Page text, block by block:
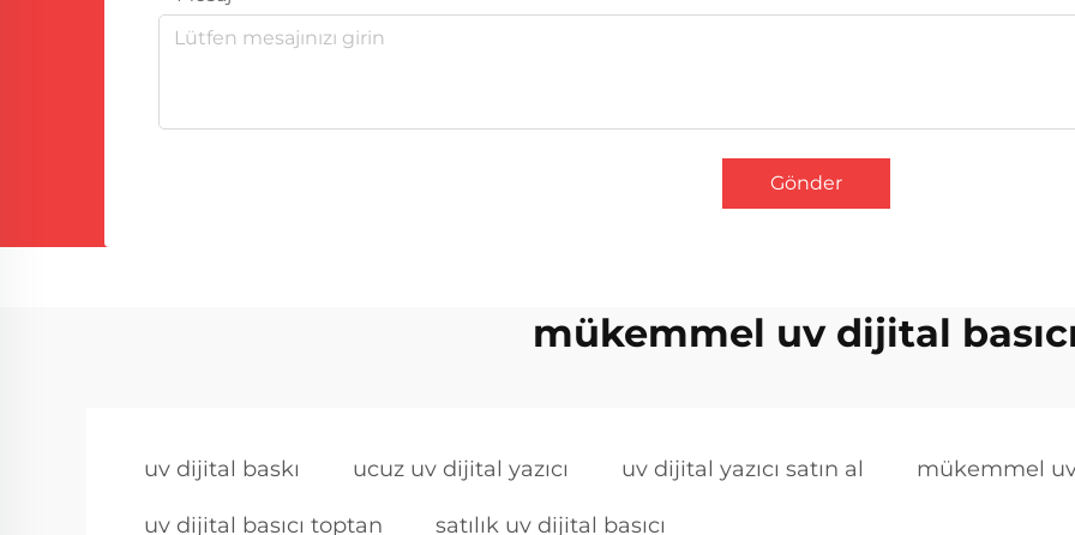
Gönder
mükemmel uv dijital
uv dijital baskı ucuz uv dijital yazıcı uv dijital yazıcı satın al mükemmel uv
uv dijital basıcı toptan satılık uv dijital basıcı